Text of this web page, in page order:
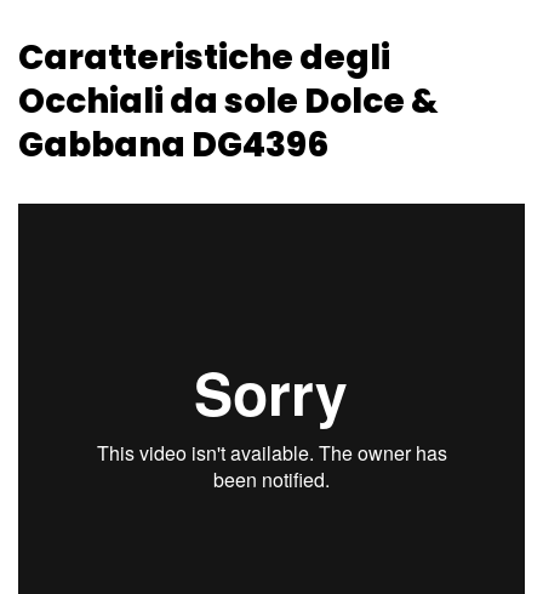
Caratteristiche degli
Occhiali da sole Dolce &
Gabbana DG4396